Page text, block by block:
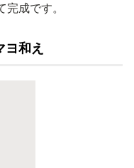
成です。
和え